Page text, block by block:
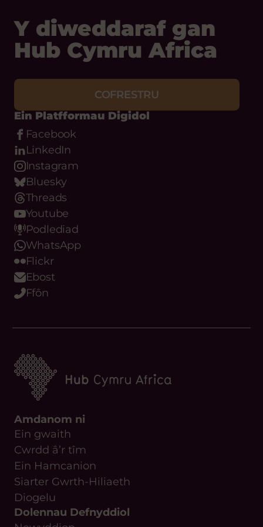
Y diweddaraf gan
Hub Cymru Africa
COFRESTRU
Ein Platfformau Digidol
Facebook
LinkedIn
Instagram
Bluesky
Threads
Youtube
Podlediad
WhatsApp
Flickr
Ebost
Ffôn
Amdanom ni
Ein gwaith
Cwrdd â’r tîm
Ein Hamcanion
Siarter Gwrth-Hiliaeth
Diogelu
Dolennau Defnyddiol